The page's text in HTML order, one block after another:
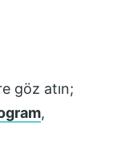
göz atın;
,